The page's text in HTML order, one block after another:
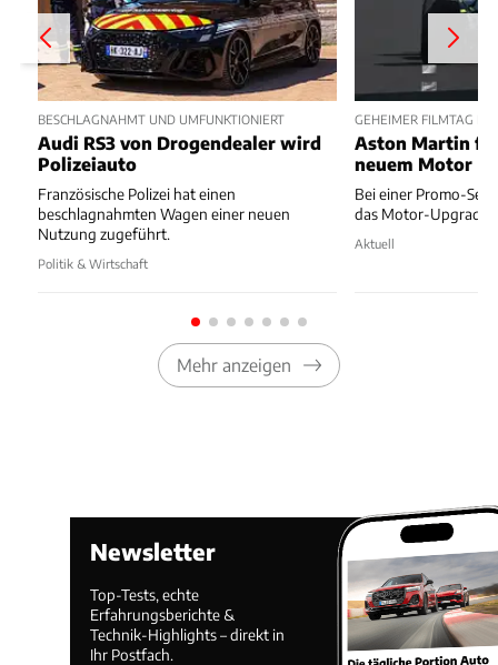
BESCHLAGNAHMT UND UMFUNKTIONIERT
Audi RS3 von Drogendealer wird
Polizeiauto
Französische Polizei hat einen
beschlagnahmten Wagen einer neuen
Nutzung zugeführt.
Politik & Wirtschaft
GEHEIMER FILMTAG IN
Aston Martin
neuem Motor
Bei einer Promo-
das Motor-Upgrade
Aktuell
Mehr anzeigen
Newsletter
Top-Tests, echte
Erfahrungsberichte &
Technik-Highlights – direkt in
Ihr Postfach.